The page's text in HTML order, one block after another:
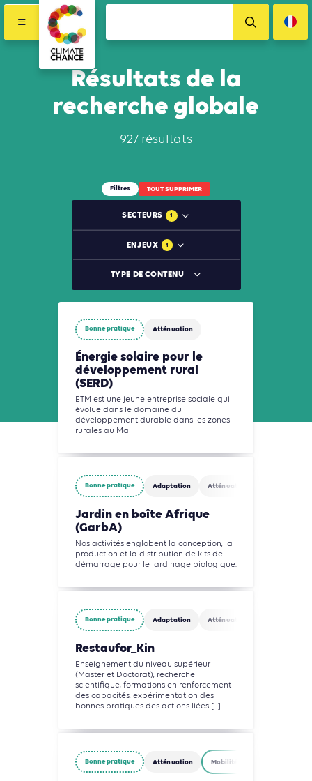
Résultats de la
recherche globale
927 résultats
Filtres TOUT SUPPRIMER
SECTEURS 1
ENJEUX 1
TYPE DE CONTENU
Bonne pratique Atténuation
Énergie solaire pour le
développement rural
(SERD)
ETM est une jeune entreprise sociale qui
évolue dans le domaine du
développement durable dans les zones
rurales au Mali
Bonne pratique Adaptation Atténuation
Jardin en boîte Afrique
(GarbA)
Nos activités englobent la conception, la
production et la distribution de kits de
démarrage pour le jardinage biologique.
Bonne pratique Adaptation Atténuation
Restaufor_Kin
Enseignement du niveau supérieur
(Master et Doctorat), recherche
scientifique, formations en renforcement
des capacités, expérimentation des
bonnes pratiques des actions liées [...]
Bonne pratique Atténuation Mobilités